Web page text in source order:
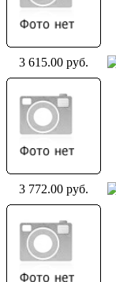
3 615.00 руб.
3 772.00 руб.